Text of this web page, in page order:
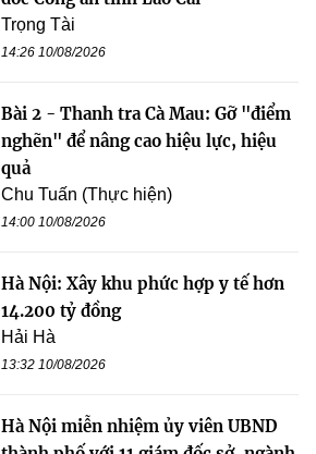
Trọng Tài
14:26 10/08/2026
Bài 2 - Thanh tra Cà Mau: Gỡ "điểm
nghẽn" để nâng cao hiệu lực, hiệu
quả
Chu Tuấn (Thực hiện)
14:00 10/08/2026
Hà Nội: Xây khu phức hợp y tế hơn
14.200 tỷ đồng
Hải Hà
13:32 10/08/2026
Hà Nội miễn nhiệm ủy viên UBND